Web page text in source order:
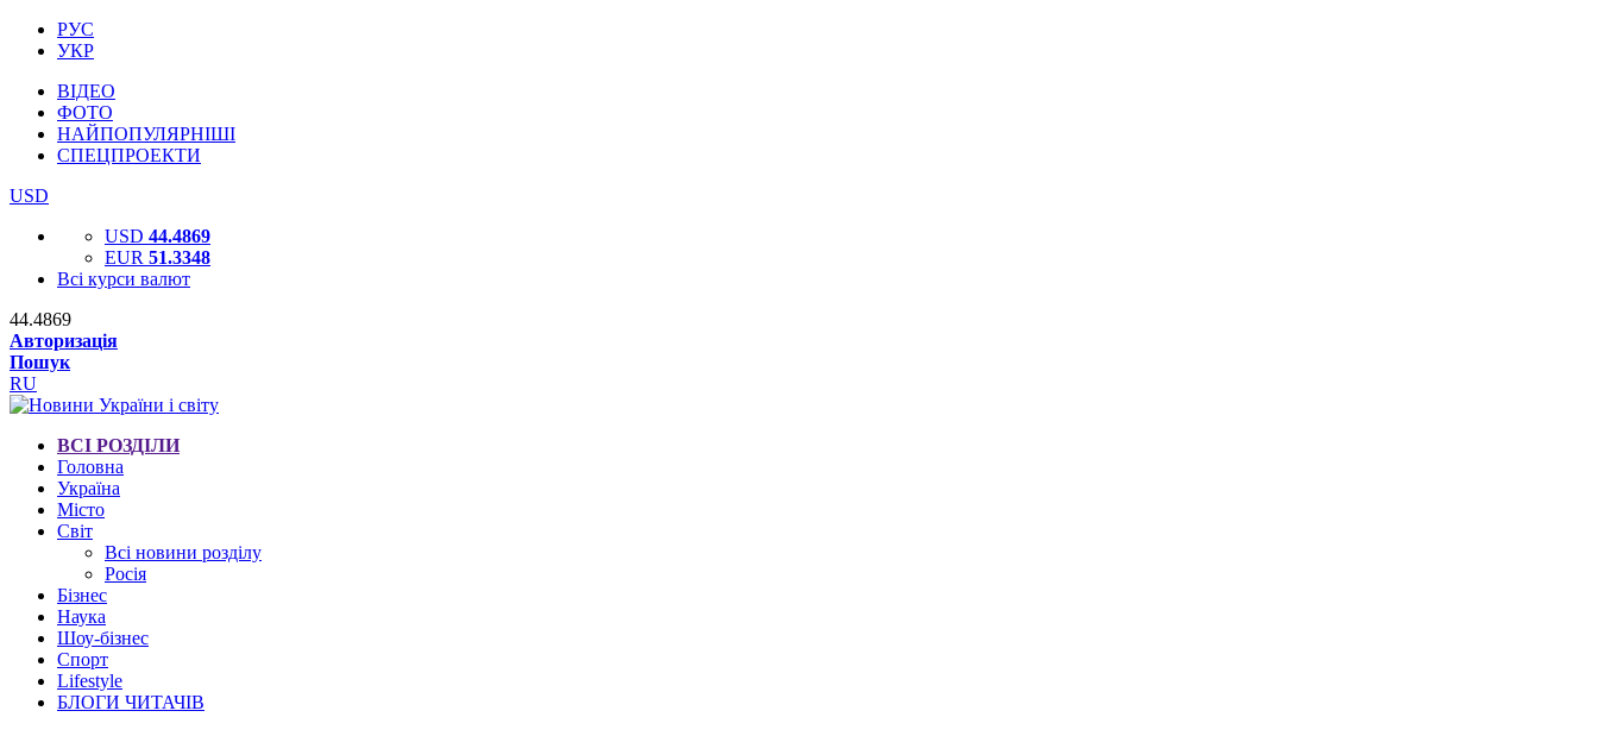
РУС
УКР
ВІДЕО
ФОТО
НАЙПОПУЛЯРНІШІ
СПЕЦПРОЕКТИ
USD
USD 44.4869
EUR 51.3348
Всі курси валют
44.4869
Авторизація
Пошук
RU
ВСІ РОЗДІЛИ
Головна
Україна
Місто
Світ
Всі новини розділу
Росія
Бізнес
Наука
Шоу-бізнес
Спорт
Lifestyle
БЛОГИ ЧИТАЧІВ